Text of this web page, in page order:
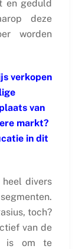
en geduld
deze
worden
verkopen
van
markt?
in dit
divers
toch?
van de
is om te